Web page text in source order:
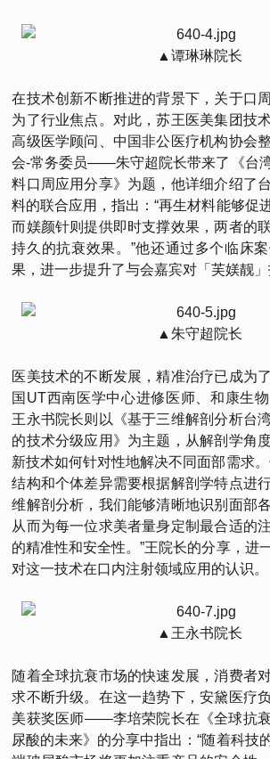
▲谭琳琳院长
在技术创新不断推进的背景下，关于口
为了行业焦点。对此，苏王医美集团技
高级医学顾问、中国非公医疗机构协会
会-常务委员——朱守超院长带来了《台
料口周应用分享》为题，他详细介绍了
料的联合应用，指出：“再生材料能够促
而媄颜针则提供即时支撑效果，两者的
持久的抗衰效果。”他还通过多个临床
果，进一步提升了与会嘉宾对「芙媄靓」
▲朱守超院长
医美技术的不断发展，精准治疗已成为
国UT西南医学中心进修医师、和康生
王永书院长则以《基于三维解剖分析台
的技术分级应用》为主题，从解剖学角
新技术如何针对性地解决不同面部需求
结构和个体差异需要根据解剖学特点进
维解剖分析，我们能够清晰地识别面部
从而为每一位求美者量身定制最合适的
的精准性和安全性。”王院长的分享，进
对这一技术在口内注射领域应用的认识。
▲王永书院长
随着全球抗衰市场的快速发展，消费者
求不断升级。在这一趋势下，安黛医疗
美获奖医师——李培荣院长在《全球抗
尿酸的未来》的分享中指出：“随着科技